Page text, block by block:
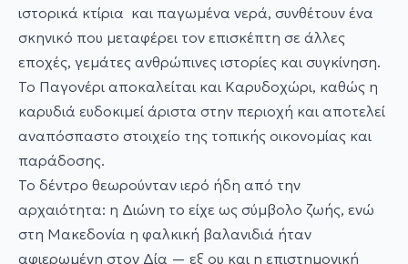
ιστορικά κτίρια και παγωμένα νερά, συνθέτουν ένα
σκηνικό που μεταφέρει τον επισκέπτη σε άλλες
εποχές, γεμάτες ανθρώπινες ιστορίες και συγκίνηση.
Το Παγονέρι αποκαλείται και Καρυδοχώρι, καθώς η
καρυδιά ευδοκιμεί άριστα στην περιοχή και αποτελεί
αναπόσπαστο στοιχείο της τοπικής οικονομίας και
παράδοσης.
Το δέντρο θεωρούνταν ιερό ήδη από την
αρχαιότητα: η Διώνη το είχε ως σύμβολο ζωής, ενώ
στη Μακεδονία η φαλκική βαλανιδιά ήταν
αφιερωμένη στον Δία — εξ ου και η επιστημονική